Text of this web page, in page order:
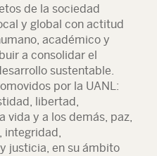
de la sociedad
y global con actitud
académico y
a consolidar el
sustentable.
por la UANL:
libertad,
vida y a los demás, paz,
integridad,
justicia, en su ámbito